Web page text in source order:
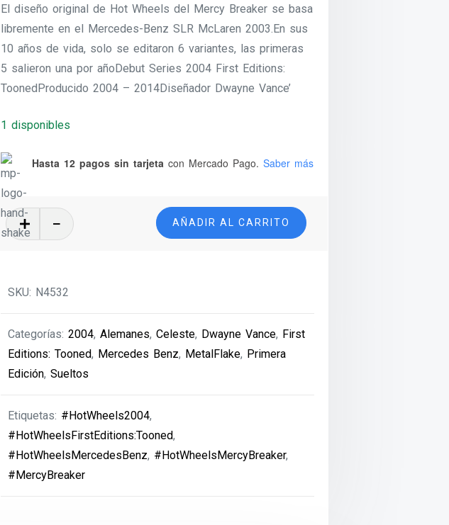
El diseño original de Hot Wheels del Mercy Breaker se basa
libremente en el Mercedes-Benz SLR McLaren 2003.En sus
10 años de vida, solo se editaron 6 variantes, las primeras
5 salieron una por añoDebut Series 2004 First Editions:
ToonedProducido 2004 – 2014Diseñador Dwayne Vance’
1 disponibles
Hasta 12 pagos sin tarjeta con Mercado Pago. Saber más
Mercy
Breaker
cantidad
AÑADIR AL CARRITO
SKU: N4532
Categorías:2004,Alemanes,Celeste, Dwayne Vance, First
Editions: Tooned, Mercedes Benz, MetalFlake, Primera
Edición,Sueltos
Etiquetas: #HotWheels2004,
#HotWheelsFirstEditions:Tooned,
#HotWheelsMercedesBenz, #HotWheelsMercyBreaker,
#MercyBreaker